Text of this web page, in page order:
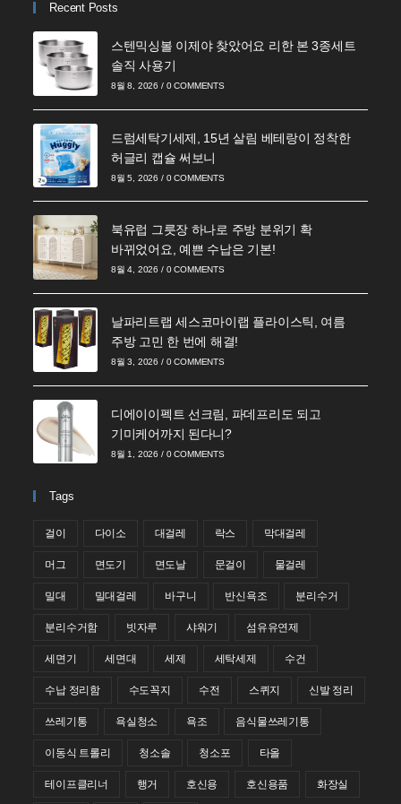
Recent Posts
스텐믹싱볼 이제야 찾았어요 리한 본 3종세트
솔직 사용기
8월 8, 2026 / 0 COMMENTS
드럼세탁기세제, 15년 살림 베테랑이 정착한
허글리 캡슐 써보니
8월 5, 2026 / 0 COMMENTS
북유럽 그릇장 하나로 주방 분위기 확
바뀌었어요, 예쁜 수납은 기본!
8월 4, 2026 / 0 COMMENTS
날파리트랩 세스코마이랩 플라이스틱, 여름
주방 고민 한 번에 해결!
8월 3, 2026 / 0 COMMENTS
디에이이펙트 선크림, 파데프리도 되고
기미케어까지 된다니?
8월 1, 2026 / 0 COMMENTS
Tags
걸이 다이소 대걸레 락스 막대걸레
머그 면도기 면도날 문걸이 물걸레
밀대 밀대걸레 바구니 반신욕조 분리수거
분리수거함 빗자루 샤워기 섬유유연제
세면기 세면대 세제 세탁세제 수건
수납 정리함 수도꼭지 수전 스퀴지 신발 정리
쓰레기통 욕실청소 욕조 음식물쓰레기통
이동식 트롤리 청소솔 청소포 타올
테이프클리너 행거 호신용 호신용품 화장실